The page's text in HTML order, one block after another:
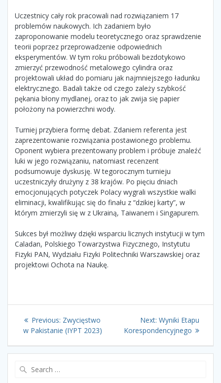
Uczestnicy cały rok pracowali nad rozwiązaniem 17
problemów naukowych. Ich zadaniem było
zaproponowanie modelu teoretycznego oraz sprawdzenie
teorii poprzez przeprowadzenie odpowiednich
eksperymentów. W tym roku próbowali bezdotykowo
zmierzyć przewodność metalowego cylindra oraz
projektowali układ do pomiaru jak najmniejszego ładunku
elektrycznego. Badali także od czego zależy szybkość
pękania błony mydlanej, oraz to jak zwija się papier
położony na powierzchni wody.
Turniej przybiera formę debat. Zdaniem referenta jest
zaprezentowanie rozwiązania postawionego problemu.
Oponent wybiera prezentowany problem i próbuje znaleźć
luki w jego rozwiązaniu, natomiast recenzent
podsumowuje dyskusję. W tegorocznym turnieju
uczestniczyły drużyny z 38 krajów. Po pięciu dniach
emocjonujących potyczek Polacy wygrali wszystkie walki
eliminacji, kwalifikując się do finału z “dzikiej karty”, w
którym zmierzyli się w z Ukrainą, Taiwanem i Singapurem.
Sukces był możliwy dzięki wsparciu licznych instytucji w tym
Caladan, Polskiego Towarzystwa Fizycznego, Instytutu
Fizyki PAN, Wydziału Fizyki Politechniki Warszawskiej oraz
projektowi Ochota na Naukę.
Nawigacja
wpisu
Previous: Previous
post:
Zwycięstwo
w Pakistanie (IYPT 2023)
Next: Next
post:
Wyniki Etapu
Korespondencyjnego